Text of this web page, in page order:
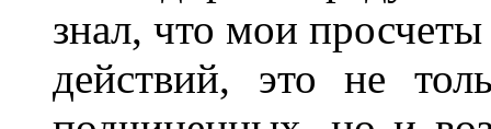
знал, что мои
действий, это не